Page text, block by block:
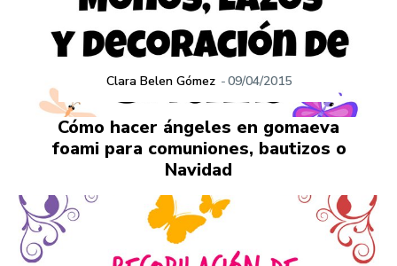
Clara Belen Gómez -09/04/2015
Cómo hacer ángeles en gomaeva
foami para comuniones, bautizos o
Navidad